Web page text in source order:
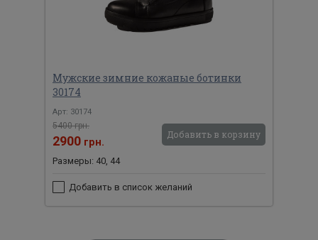
Мужские зимние кожаные ботинки
30174
Арт: 30174
5400 грн.
2900 грн.
Добавить в корзину
Размеры: 40, 44
Добавить в список желаний